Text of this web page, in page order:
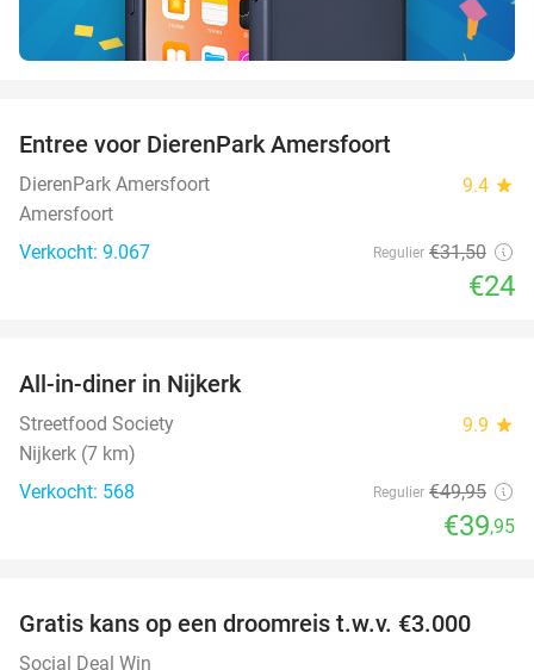
Entree voor DierenPark Amersfoort
DierenPark Amersfoort 9.4 star
Amersfoort
Verkocht: 9.067
Regulier €31,50
€24
All-in-diner in Nijkerk
Streetfood Society 9.9 star
Nijkerk (7 km)
Verkocht: 568
Regulier €49,95
€39,95
Gratis kans op een droomreis t.w.v. €3.000
Social Deal Win